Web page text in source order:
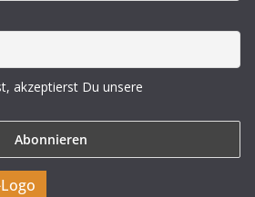
akzeptierst Du unsere